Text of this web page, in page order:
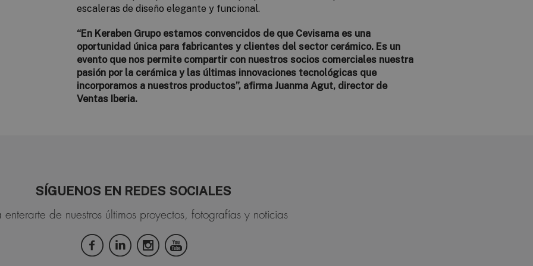
escaleras de diseño elegante y funcional.
“En Keraben Grupo estamos convencidos de que Cevisama es una
oportunidad única para fabricantes y clientes del sector cerámico. Es un
evento que nos permite compartir con nuestros socios comerciales nuestra
pasión por la cerámica y las últimas innovaciones tecnológicas que
incorporamos a nuestros productos”, afirma Juanma Agut, director de
Ventas Iberia.
SÍGUENOS EN REDES SOCIALES
de nuestros últimos proyectos, fotografías y noticias